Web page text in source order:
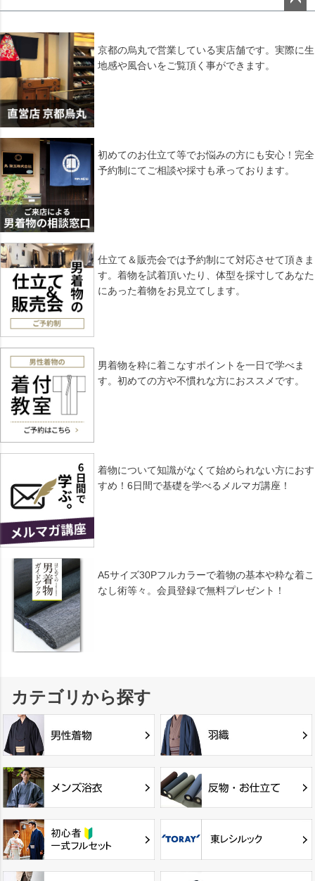
ップ
京都の烏丸で営業している実店舗です。実際に生
地感や風合いをご覧頂く事ができます。
初めてのお仕立て等でお悩みの方にも安心！完全
予約制にてご相談や採寸も承っております。
仕立て＆販売会では予約制にて対応させて頂きま
す。着物を試着頂いたり、体型を採寸してあなた
にあった着物をお見立てします。
男着物を粋に着こなすポイントを一日で学べま
す。初めての方や不慣れな方におススメです。
着物について知識がなくて始められない方におす
すめ！6日間で基礎を学べるメルマガ講座！
A5サイズ30Pフルカラーで着物の基本や粋な着こ
なし術等々。会員登録で無料プレゼント！
カテゴリから探す